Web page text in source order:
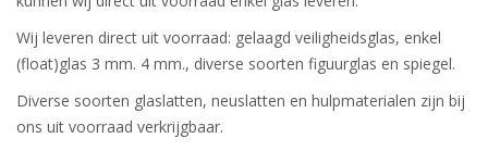
Wij leveren direct uit voorraad: gelaagd veiligheidsglas, enkel
(float)glas 3 mm. 4 mm., diverse soorten figuurglas en spiegel.
Diverse soorten glaslatten, neuslatten en hulpmaterialen zijn bij
ons uit voorraad verkrijgbaar.